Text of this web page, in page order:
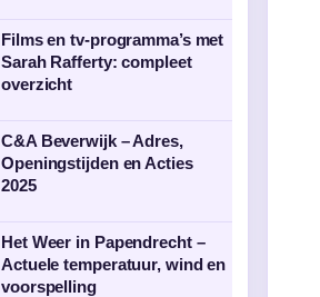
Films en tv-programma’s met
Sarah Rafferty: compleet
overzicht
C&A Beverwijk – Adres,
Openingstijden en Acties
2025
Het Weer in Papendrecht –
Actuele temperatuur, wind en
voorspelling